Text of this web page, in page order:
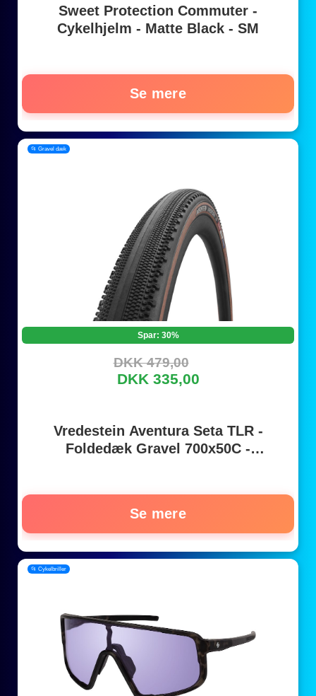
Sweet Protection Commuter -
Cykelhjelm - Matte Black - SM
Se mere
📂 Gravel dæk
Spar: 30%
DKK 479,00
DKK 335,00
Vredestein Aventura Seta TLR -
Foldedæk Gravel 700x50C -
Se mere
📂 Cykelbriller